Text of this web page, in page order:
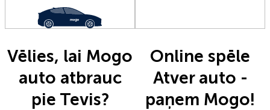
Vēlies, lai Mogo
auto atbrauc
pie Tevis?
Online spēle
Atver auto -
paņem Mogo!